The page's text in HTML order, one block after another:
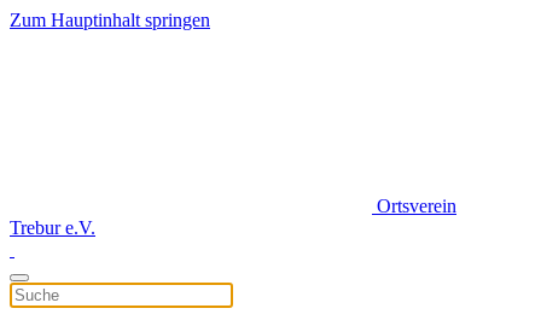
Zum Hauptinhalt springen
Ortsverein
Trebur e.V.